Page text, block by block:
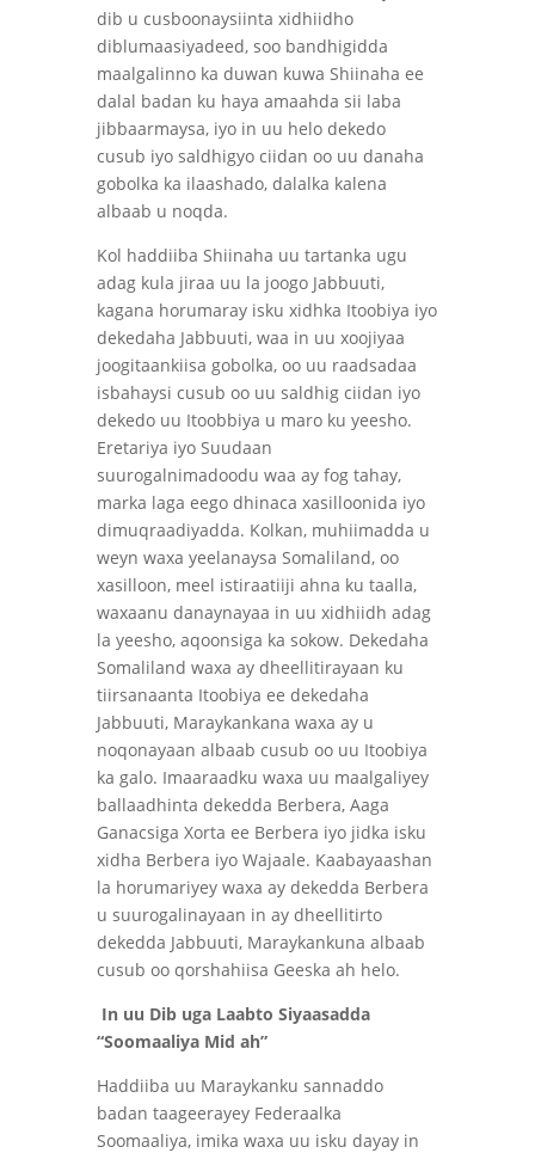
dib u cusboonaysiinta xidhiidho
diblumaasiyadeed, soo bandhigidda
maalgalinno ka duwan kuwa Shiinaha ee
dalal badan ku haya amaahda sii laba
jibbaarmaysa, iyo in uu helo dekedo
cusub iyo saldhigyo ciidan oo uu danaha
gobolka ka ilaashado, dalalka kalena
albaab u noqda.
Kol haddiiba Shiinaha uu tartanka ugu
adag kula jiraa uu la joogo Jabbuuti,
kagana horumaray isku xidhka Itoobiya iyo
dekedaha Jabbuuti, waa in uu xoojiyaa
joogitaankiisa gobolka, oo uu raadsadaa
isbahaysi cusub oo uu saldhig ciidan iyo
dekedo uu Itoobbiya u maro ku yeesho.
Eretariya iyo Suudaan
suurogalnimadoodu waa ay fog tahay,
marka laga eego dhinaca xasilloonida iyo
dimuqraadiyadda. Kolkan, muhiimadda u
weyn waxa yeelanaysa Somaliland, oo
xasilloon, meel istiraatiiji ahna ku taalla,
waxaanu danaynayaa in uu xidhiidh adag
la yeesho, aqoonsiga ka sokow. Dekedaha
Somaliland waxa ay dheellitirayaan ku
tiirsanaanta Itoobiya ee dekedaha
Jabbuuti, Maraykankana waxa ay u
noqonayaan albaab cusub oo uu Itoobiya
ka galo. Imaaraadku waxa uu maalgaliyey
ballaadhinta dekedda Berbera, Aaga
Ganacsiga Xorta ee Berbera iyo jidka isku
xidha Berbera iyo Wajaale. Kaabayaashan
la horumariyey waxa ay dekedda Berbera
u suurogalinayaan in ay dheellitirto
dekedda Jabbuuti, Maraykankuna albaab
cusub oo qorshahiisa Geeska ah helo.
In uu Dib uga Laabto Siyaasadda
“Soomaaliya Mid ah”
Haddiiba uu Maraykanku sannaddo
badan taageerayey Federaalka
Soomaaliya, imika waxa uu isku dayay in